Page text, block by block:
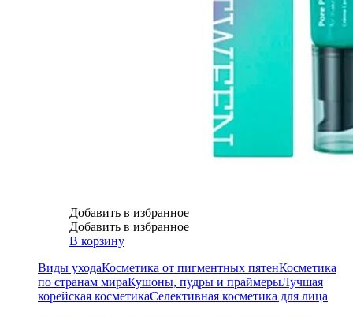
Добавить в избранное
Добавить в избранное
В корзину
Виды уходаКосметика от пигментных пятенКосметика
по странам мираКушоны, пудры и праймерыЛучшая
корейская косметикаСелективная косметика для лица